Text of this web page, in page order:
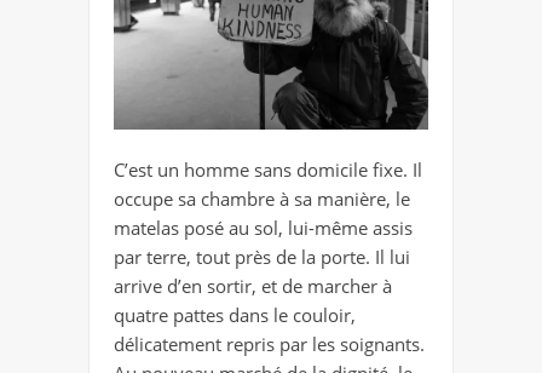
C’est un homme sans domicile fixe. Il
occupe sa chambre à sa manière, le
matelas posé au sol, lui-même assis
par terre, tout près de la porte. Il lui
arrive d’en sortir, et de marcher à
quatre pattes dans le couloir,
délicatement repris par les soignants.